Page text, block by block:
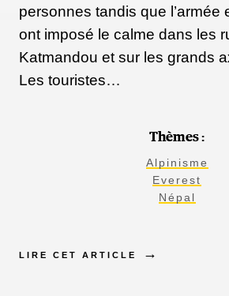
personnes tandis que l’armée
ont imposé le calme dans les
Katmandou et sur les grands
Les touristes…
Thèmes :
Alpinisme
Everest
Népal
LIRE CET ARTICLE